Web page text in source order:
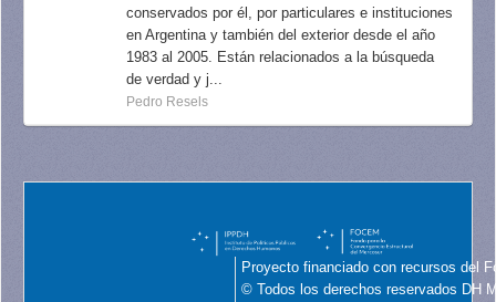
conservados por él, por particulares e instituciones
en Argentina y también del exterior desde el año
1983 al 2005. Están relacionados a la búsqueda
de verdad y j...
Pedro Resels
Proyecto financiado con recursos del
© Todos los derechos reservados DH